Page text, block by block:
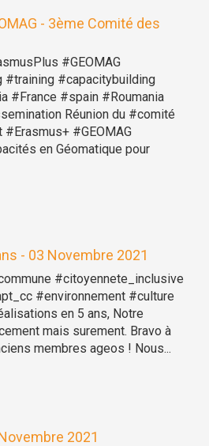
- 3ème Comité des
#GEOMAG
#training #capacitybuilding
#France #spain #Roumania
Réunion du #comité
#GEOMAG
en Géomatique pour
- 03 Novembre 2021
#citoyennete_inclusive
#environnement #culture
en 5 ans, Notre
mais surement. Bravo à
membres ageos ! Nous...
2021